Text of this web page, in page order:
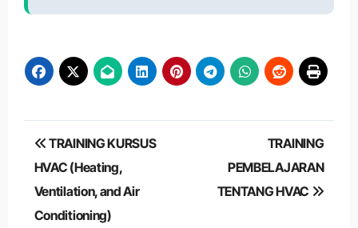
Post
navigation
TRAINING KURSUS
HVAC (Heating,
Ventilation, and Air
Conditioning)
TRAINING
PEMBELAJARAN
TENTANG HVAC